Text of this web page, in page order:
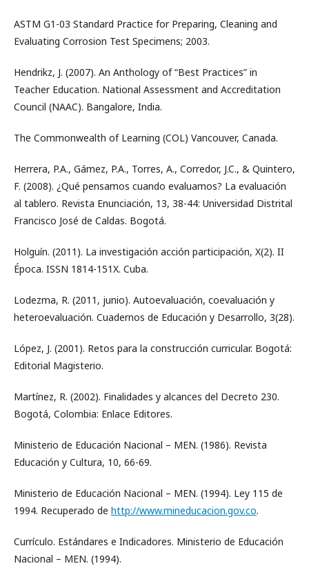
ASTM G1-03 Standard Practice for Preparing, Cleaning and
Evaluating Corrosion Test Specimens; 2003.
Hendrikz, J. (2007). An Anthology of “Best Practices” in
Teacher Education. National Assessment and Accreditation
Council (NAAC). Bangalore, India.
The Commonwealth of Learning (COL) Vancouver, Canada.
Herrera, P.A., Gámez, P.A., Torres, A., Corredor, J.C., & Quintero,
F. (2008). ¿Qué pensamos cuando evaluamos? La evaluación
al tablero. Revista Enunciación, 13, 38-44: Universidad Distrital
Francisco José de Caldas. Bogotá.
Holguín. (2011). La investigación acción participación, X(2). II
Época. ISSN 1814-151X. Cuba.
Lodezma, R. (2011, junio). Autoevaluación, coevaluación y
heteroevaluación. Cuadernos de Educación y Desarrollo, 3(28).
López, J. (2001). Retos para la construcción curricular. Bogotá:
Editorial Magisterio.
Martínez, R. (2002). Finalidades y alcances del Decreto 230.
Bogotá, Colombia: Enlace Editores.
Ministerio de Educación Nacional – MEN. (1986). Revista
Educación y Cultura, 10, 66-69.
Ministerio de Educación Nacional – MEN. (1994). Ley 115 de
1994. Recuperado de http://www.mineducacion.gov.co.
Currículo. Estándares e Indicadores. Ministerio de Educación
Nacional – MEN. (1994).